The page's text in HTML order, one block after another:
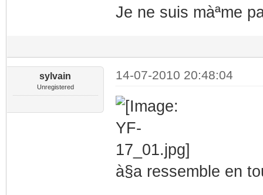
Je ne suis màªme
sylvain
Unregistered
14-07-2010 20:48:04
à§a ressemble en